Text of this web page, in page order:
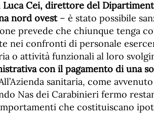
Luca Cei, direttore del
nord ovest– è stato possibile
prevede che chiunque tenga
nei confronti di personale
o attività funzionali al loro
con il pagamento di una
sanitaria, come
Nas dei Carabinieri fermo
che costituiscano